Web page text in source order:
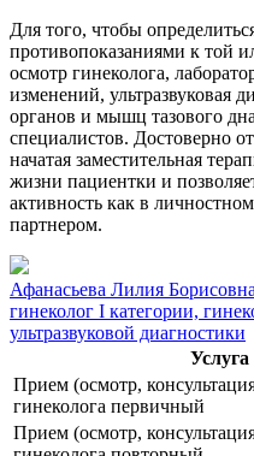
Для того, чтобы
противопоказаниями к той
осмотр гинеколога,
изменений, ультразвуковая
органов и мышц тазового
специалистов. Достоверно
начатая заместительная
жизни пациентки и
активность как в
партнером.
Афанасьева Лилия Борисовна
гинеколог I категории,
ультразвуковой диагностики
Услуга
Прием (осмотр,
гинеколога первичный
Прием (осмотр,